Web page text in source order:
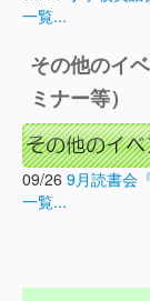
一覧...
その他のイ
ミナー等）
09/26 9月読書会
一覧...